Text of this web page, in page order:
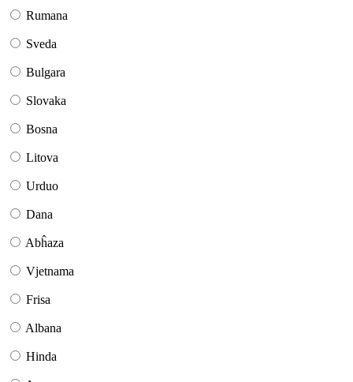
Rumana
Sveda
Bulgara
Slovaka
Bosna
Litova
Urduo
Dana
Abĥaza
Vjetnama
Frisa
Albana
Hinda